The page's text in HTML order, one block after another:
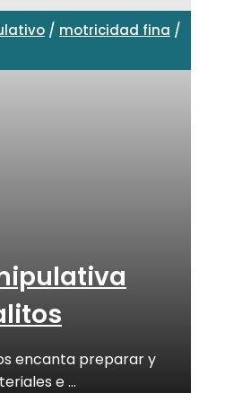
/ motricidad fina /
encanta preparar y
e …